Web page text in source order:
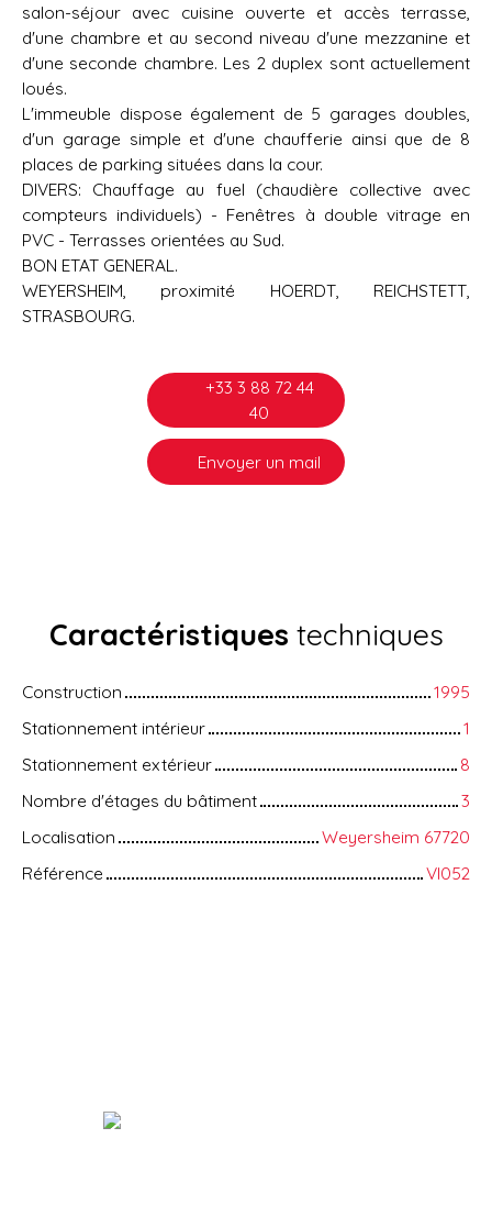
salon-séjour avec cuisine ouverte et accès terrasse,
d'une chambre et au second niveau d'une mezzanine et
d'une seconde chambre. Les 2 duplex sont actuellement
loués.
L'immeuble dispose également de 5 garages doubles,
d'un garage simple et d'une chaufferie ainsi que de 8
places de parking situées dans la cour.
DIVERS: Chauffage au fuel (chaudière collective avec
compteurs individuels) - Fenêtres à double vitrage en
PVC - Terrasses orientées au Sud.
BON ETAT GENERAL.
WEYERSHEIM, proximité HOERDT, REICHSTETT,
STRASBOURG.
+33 3 88 72 44
40
Envoyer un mail
Caractéristiques techniques
Construction
1995
Stationnement intérieur
1
Stationnement extérieur
8
Nombre d'étages du bâtiment
3
Localisation
Weyersheim 67720
Référence
VI052